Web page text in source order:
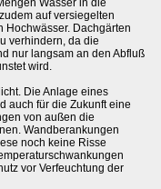
Wasser in die
auf versiegelten
Hochwässer. Dachgärten
verhindern, da die
nur langsam an den Abfluß
wird.
Die Anlage eines
auch für die Zukunft eine
von außen die
Wandberankungen
noch keine Risse
vor Verfeuchtung der